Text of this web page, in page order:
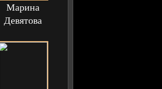
Марина
Девятова